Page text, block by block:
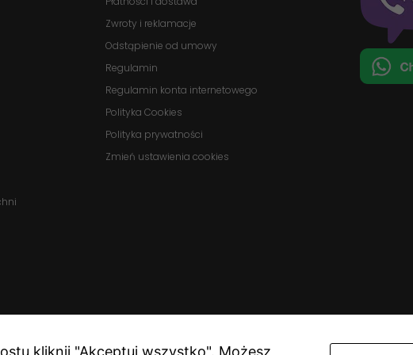
Zwroty i reklamacje
Odstąpienie od umowy
Regulamin
Regulamin konta internetowego
Polityka Cookies
Polityka prywatności
Zmień ustawienia cookies
kliknij "Akceptuj wszystko". Możesz
Abyśmy mogli
poprawić
funkcjonalność
strony
internetowej,
na podstawie
strona jest
najlepiej
twojego